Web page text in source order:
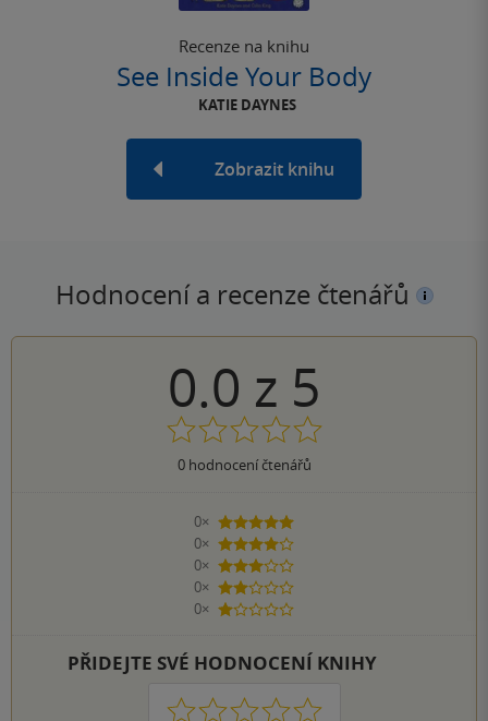
Recenze na knihu
See Inside Your Body
KATIE DAYNES
Zobrazit knihu
Hodnocení a recenze čtenářů
0.0 z 5
0hodnocení čtenářů
0×
5 hvězdiček
0×
4 hvězdičky
0×
3 hvězdičky
0×
2 hvězdičky
0×
1 hvezdička
PŘIDEJTE SVÉ HODNOCENÍ KNIHY
1 2 3 4 5